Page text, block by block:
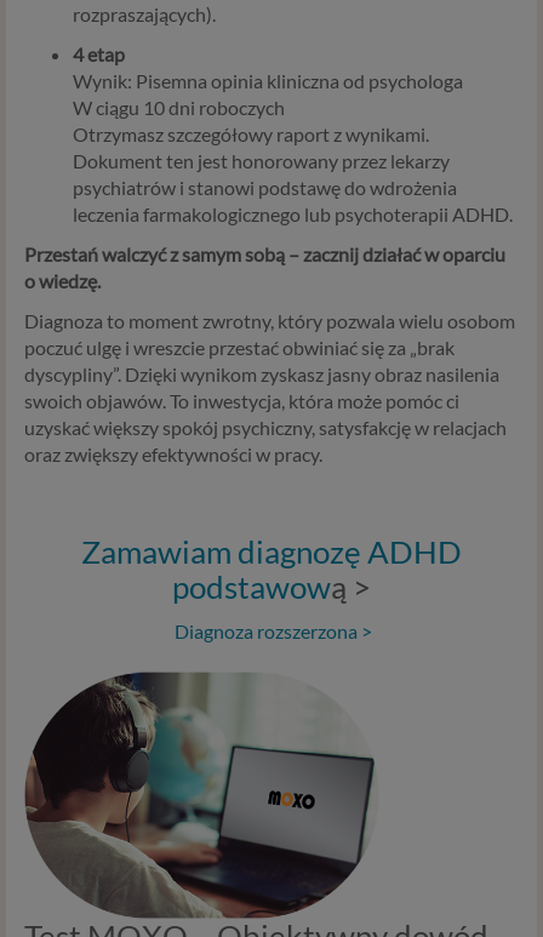
rozpraszających).
4 etap
Wynik: Pisemna opinia kliniczna od psychologa
W ciągu 10 dni roboczych
Otrzymasz szczegółowy raport z wynikami.
Dokument ten jest honorowany przez lekarzy
psychiatrów i stanowi podstawę do wdrożenia
leczenia farmakologicznego lub psychoterapii ADHD.
Przestań walczyć z samym sobą – zacznij działać w oparciu
o wiedzę.
Diagnoza to moment zwrotny, który pozwala wielu osobom
poczuć ulgę i wreszcie przestać obwiniać się za „brak
dyscypliny”. Dzięki wynikom zyskasz jasny obraz nasilenia
swoich objawów. To inwestycja, która może pomóc ci
uzyskać większy spokój psychiczny, satysfakcję w relacjach
oraz zwiększy efektywności w pracy.
Zamawiam diagnozę ADHD
podstawową >
Diagnoza rozszerzona >